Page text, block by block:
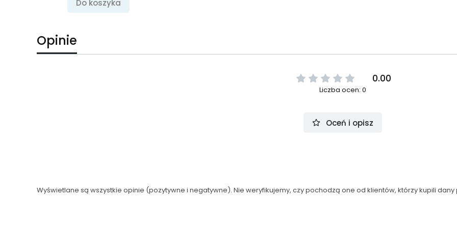
Do koszyka
Opinie
0.00
Liczba ocen: 0
Oceń i opisz
Wyświetlane są wszystkie opinie (pozytywne i negatywne). Nie weryfikujemy, czy pochodzą one od klientów, którzy kupili dany